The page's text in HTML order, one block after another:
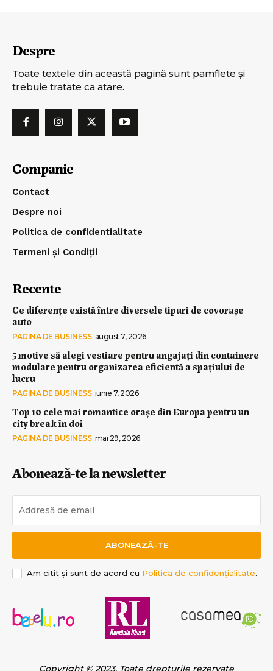
Despre
Toate textele din această pagină sunt pamflete şi
trebuie tratate ca atare.
Companie
Contact
Despre noi
Politica de confidentialitate
Termeni și Condiții
Recente
Ce diferențe există între diversele tipuri de covorașe
auto
PAGINA DE BUSINESS august 7, 2026
5 motive să alegi vestiare pentru angajați din containere
modulare pentru organizarea eficientă a spațiului de
lucru
PAGINA DE BUSINESS iunie 7, 2026
Top 10 cele mai romantice orașe din Europa pentru un
city break în doi
PAGINA DE BUSINESS mai 29, 2026
Abonează-te la newsletter
ABONEAZĂ-TE
Am citit și sunt de acord cu Politica de confidențialitate.
Copyright © 2023. Toate drepturile rezervate